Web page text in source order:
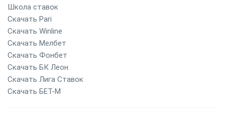
Школа ставок
Скачать Pari
Скачать Winline
Скачать Мелбет
Скачать Фонбет
Скачать БК Леон
Скачать Лига Ставок
Скачать БЕТ-М